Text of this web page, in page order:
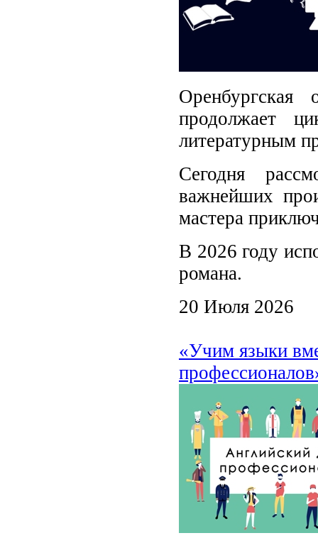
продолжает
литературным
Сегодня
важнейших
мастера
В 2026 году
романа.
20 Июля 2026
«Учим языки